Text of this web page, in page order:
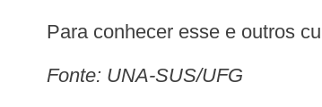
Para conhecer esse e outros
Fonte: UNA-SUS/UFG